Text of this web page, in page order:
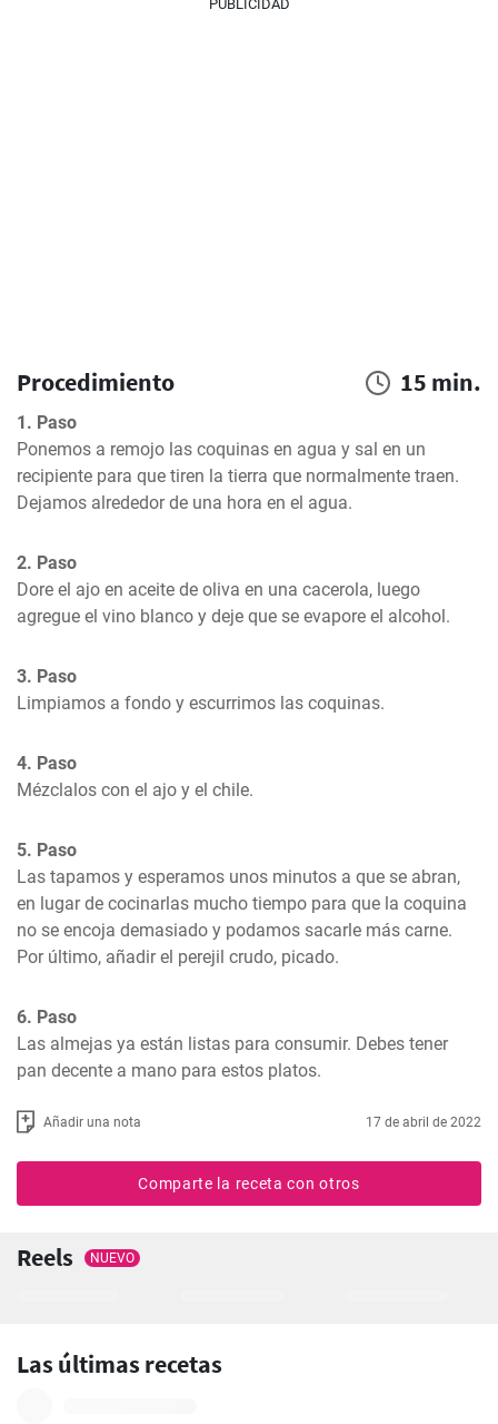
PUBLICIDAD
Procedimiento 15 min.
1. Paso
Ponemos a remojo las coquinas en agua y sal en un
recipiente para que tiren la tierra que normalmente traen.
Dejamos alrededor de una hora en el agua.
2. Paso
Dore el ajo en aceite de oliva en una cacerola, luego
agregue el vino blanco y deje que se evapore el alcohol.
3. Paso
Limpiamos a fondo y escurrimos las coquinas.
4. Paso
Mézclalos con el ajo y el chile.
5. Paso
Las tapamos y esperamos unos minutos a que se abran,
en lugar de cocinarlas mucho tiempo para que la coquina
no se encoja demasiado y podamos sacarle más carne.
Por último, añadir el perejil crudo, picado.
6. Paso
Las almejas ya están listas para consumir. Debes tener
pan decente a mano para estos platos.
Añadir una nota 17 de abril de 2022
Comparte la receta con otros
Reels NUEVO
Las últimas recetas